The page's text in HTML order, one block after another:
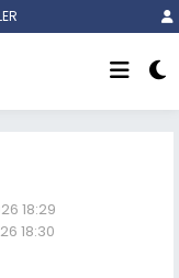
18:29
18:30